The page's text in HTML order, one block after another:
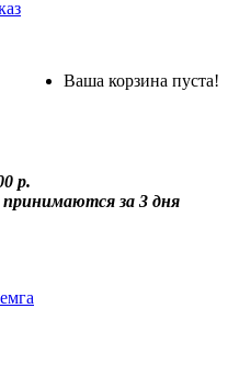
Ваша корзина пуста!
р.
за 3 дня